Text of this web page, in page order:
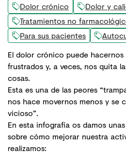
Dolor crónico
Dolor y
Tratamientos no
Para sus pacientes
El dolor crónico puede
frustrados y, a veces, nos quita
cosas.
Esta es una de las peores
nos hace movernos menos y se
vicioso”.
En esta infografía os damos
sobre cómo mejorar nuestra
realizamos: